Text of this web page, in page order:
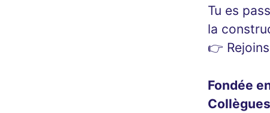
Tu es
la
👉
Fondée
Collègues